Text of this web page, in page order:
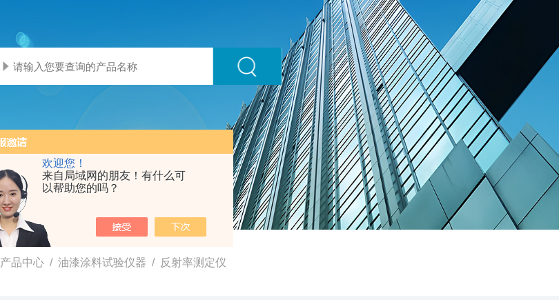
欢迎您！
来自局域网的朋友！有什么可
以帮助您的吗？
产品中心 / 油漆涂料试验仪器 / 反射率测定仪